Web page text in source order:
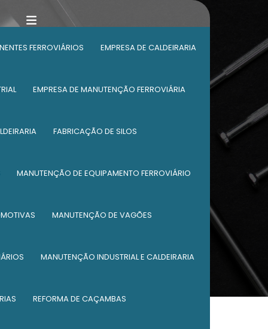
FERROVIÁRIOS EMPRESA DE CALDEIRARIA
EMPRESA DE MANUTENÇÃO FERROVIÁRIA
FABRICAÇÃO DE SILOS
MANUTENÇÃO DE EQUIPAMENTO FERROVIÁRIO
MANUTENÇÃO DE VAGÕES
MANUTENÇÃO INDUSTRIAL E CALDEIRARIA
REFORMA DE CAÇAMBAS